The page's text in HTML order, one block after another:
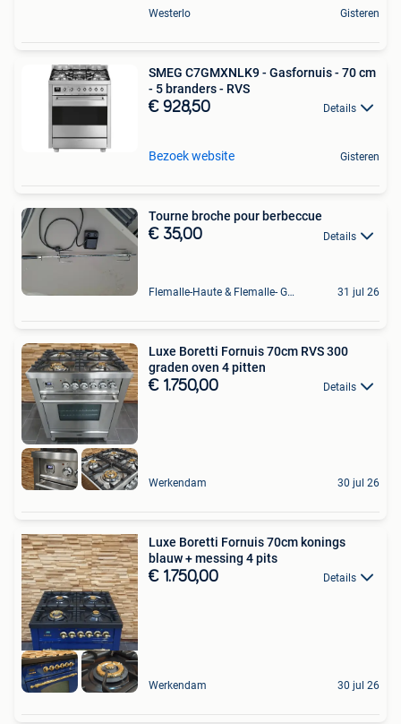
Westerlo Gisteren
SMEG C7GMXNLK9 - Gasfornuis - 70 cm
- 5 branders - RVS
€ 928,50 Details
Bezoek website Gisteren
Tourne broche pour berbeccue
€ 35,00 Details
Flemalle-Haute & Flemalle- Grande & Partie Awirs 31 jul 26
Luxe Boretti Fornuis 70cm RVS 300
graden oven 4 pitten
€ 1.750,00 Details
Werkendam 30 jul 26
Luxe Boretti Fornuis 70cm konings
blauw + messing 4 pits
€ 1.750,00 Details
Werkendam 30 jul 26